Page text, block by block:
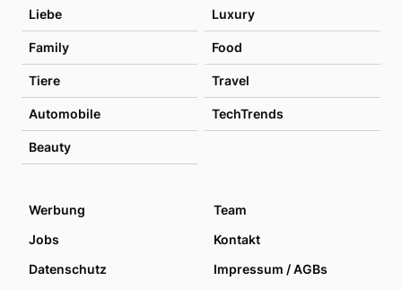
Liebe Luxury
Family Food
Tiere Travel
Automobile TechTrends
Beauty
Werbung
Team
Jobs
Kontakt
Datenschutz
Impressum / AGBs